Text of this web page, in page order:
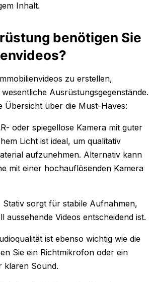
Inhalt.
benötigen Sie
zu erstellen,
Ausrüstungsgegenstände.
Übersicht über die Must-Haves:
oder spiegellose Kamera mit guter
Licht ist ideal, um qualitativ
aufzunehmen. Alternativ kann
mit einer hochauflösenden Kamera
Stativ sorgt für stabile Aufnahmen,
aussehende Videos entscheidend ist.
ist ebenso wichtig wie die
Sie ein Richtmikrofon oder ein
klaren Sound.